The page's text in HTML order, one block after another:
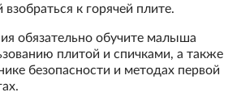
к горячей плите.
обязательно обучите малыша
плитой и спичками, а также
безопасности и методах первой